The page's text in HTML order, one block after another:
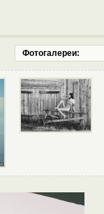
Фотогалереи: